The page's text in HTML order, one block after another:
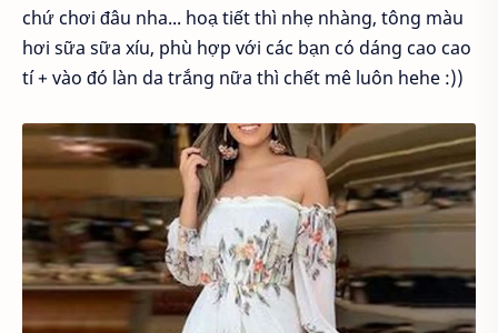
chứ chơi đâu nha... hoạ tiết thì nhẹ nhàng, tông màu
hơi sữa sữa xíu, phù hợp với các bạn có dáng cao cao
tí + vào đó làn da trắng nữa thì chết mê luôn hehe :))